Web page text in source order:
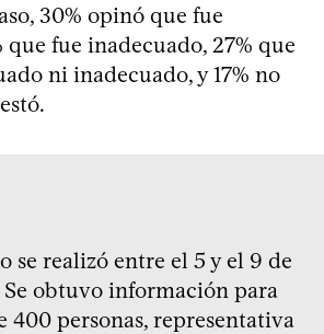
30% opinó que fue
que fue inadecuado, 27% que
ni inadecuado, y 17% no
se realizó entre el 5 y el 9 de
obtuvo información para
400 personas, representativa